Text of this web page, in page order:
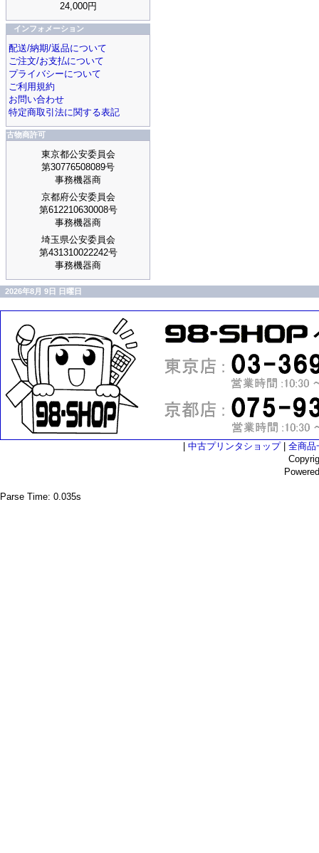
24,000円
インフォメーション
配送/納期/返品について
ご注文/お支払について
プライバシーについて
ご利用規約
お問い合わせ
特定商取引法に関する表記
古物商許可
東京都公安委員会
第30776508089号
事務機器商
京都府公安委員会
第612210630008号
事務機器商
埼玉県公安委員会
第431310022242号
事務機器商
2026年8月 9日 日曜日
中古プリンタショップ| 全商品
Parse Time: 0.035s